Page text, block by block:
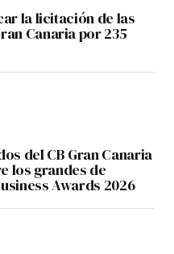
la licitación de las
Canaria por 235
del CB Gran Canaria
los grandes de
Awards 2026